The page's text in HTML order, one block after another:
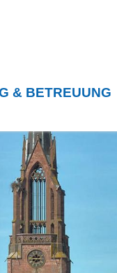
& BETREUUNG